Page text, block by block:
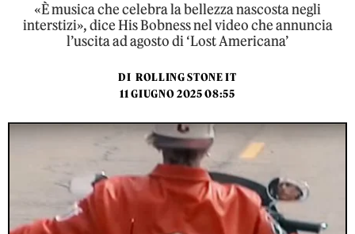
«È musica che celebra la bellezza nascosta negli
interstizi», dice His Bobness nel video che annuncia
l’uscita ad agosto di ‘Lost Americana’
DI ROLLING STONE IT
11 GIUGNO 2025 08:55